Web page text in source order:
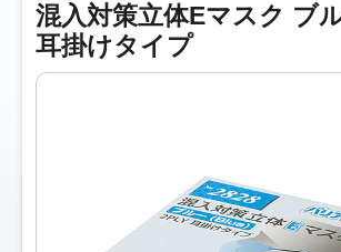
混入対策立体Eマスク ブ
耳掛けタイプ